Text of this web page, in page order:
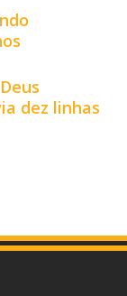
dez linhas